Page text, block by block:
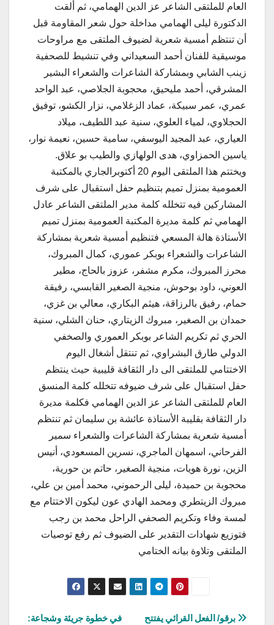
العام للملتقى الشاعر عز الدين الهمامي، ثم ألقت
الدكتورة ليلى الهمامي مداخلة حول شعر المقاومة قبل
أن تنتظم أمسية شعرية لضيوف الملتقى مع مراوحات
موسيقية للفنان أحمد السعيداني وفي تنشيط للصحفية
زينب الشابي وبمشاركة الشاعرات والشعراء البشير
المشرقي، أحمد مليحيق، محجوبة الجلاصي، عبد الواحد
عمري، عمر سبيكة، عماد الزغلامي، نزار الكشو، توفيق
الحجلاوي، لمياء العلوي، سنية عبد اللطيف، ميلاد
العياري، عبد المجيد اليوسفي، سامية حسين، نعيمة نوار،
ياسين الحمزاوي، هدى الولهازي والطيب بو علاق.
ويختتم هذا الملتقى اليوم 20 أكتوبرالجاري بالمكتبة
العمومية بمنزل تميم بتنظيم حفل استقبال على شرف
المشاركين فيه تتخلله كلمة مدير الملتقى الشاعر عادل
الهمامي ثم كلمة مديرة المكتبة العمومية بمنزل تميم
الأستاذة هالة المسعي فتنظيم أمسية شعرية بمشاركة
الشاعرات والشعراء بوبكر عموري، كمال المبروك،
محرز المبروك، مكرم مشفر، عزوز بالحاج، مطير
العوني، داود بوحوش، منجية الصغير القابسي، رفيقة
حمام، رفيق بالرزاقة، هيثم البكاري، معالي بن غزي،
حمدان بن الصغير، مبروك الزيتاري، حنان الشلي، سنية
الحري ثم تكريم الشاعر بوبكر العموري والصخفي
الدولي طارق البشراوي، ثم تنتقل أشغال اليوم
الاختتامي للملتقى الى دار الثقافة قليبية حيث ينتظم
حفل استقبال على شرف ضيوفه تتخلله كلمة المنسق
العام للملتقى الشاعر عز الدين الهمامي فكلمة مديرة
دار الثقافة بقليبة الأستاذة عائشة بن سليمان ثم تنتظم
أمسية شعرية بمشاركة الشاعرات والشعراء سمير
الفرحاني، اسمهان الماجري، نسرين المسعودي، أنيس
الزين، نورة هويات، منجية الصغير، حاتم بن حورية،
محجوبة بن حميدة، ليلى الرحموني، محمد أمين بن علي،
مبروك الزيتطري ومحمد الهادي عون ليكون الاختتام مع
لمسة وفاء وتكريم الصحفي الراحل محمد بن رجب
فتوزيع شهادات التقدير على الضيوف ثم رفع توصيات
الملتقى وتلاوة بيانه الختامي
في خطوة جريئة وشجاعة: برقو/ الفعل القرائي يفتتح